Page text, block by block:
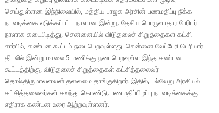
செய்துள்ளன. இந்நிலையில், மத்திய பாஜக அரசின் பணமதிப்பு நீக்க
நடவடிக்கை எடுக்கப்பட்ட நாளான இன்று, தேசிய பொருளாதார பேரிடர்
நாளாக கடைபிடித்து, சென்னையில் விடுதலைச் சிறுத்தைகள் கட்சி
சார்பில், கண்டன கூட்டம் நடைபெறவுள்ளது. சென்னை வேப்பேரி பெரியார்
திடலில் இன்று மாலை 5 மணிக்கு நடைபெறவுள்ள இந்த கண்டன
கூட்டத்திற்கு, விடுதலைச் சிறுத்தைகள் கட்சித்தலைவர்
தொல்.திருமாவளவன் தலைமை தாங்குகிறார். இதில், பல்வேறு அரசியல்
கட்சித்தலைவர்கள் கலந்து கொண்டு, பணமதிப்பிழப்பு நடவடிக்கைக்கு
எதிராக கண்டன உரை ஆற்றவுள்ளனர்.